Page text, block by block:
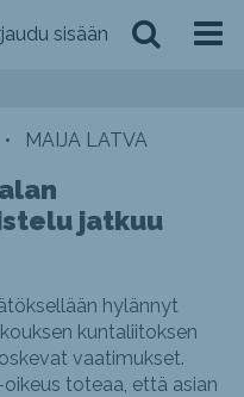
sisään
• MAIJA LATVA
jatkuu
hylännyt
kuntaliitoksen
vaatimukset.
toteaa, että asian